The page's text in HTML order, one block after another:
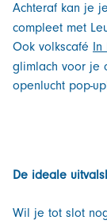
Achteraf kan je
compleet met
Ook volkscafé In
glimlach voor je
openlucht pop-
De ideale
Wil je tot slot